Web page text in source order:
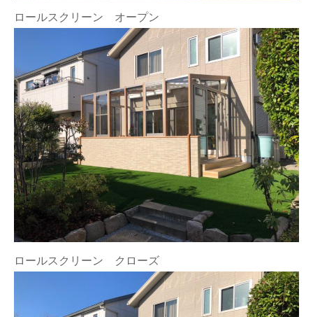
ロールスクリーン オープン
ロールスクリーン クローズ